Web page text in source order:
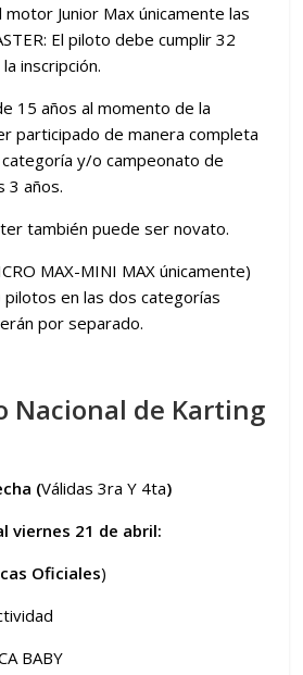
Junior Max únicamente las
El piloto debe cumplir 32
inscripción.
15 años al momento de la
participado de manera completa
y/o campeonato de
3 años.
también puede ser novato.
MAX-MINI MAX únicamente)
en las dos categorías
por separado.
Nacional de Karting
(Válidas 3ra Y 4ta)
viernes 21 de abril:
Oficiales)
BABY